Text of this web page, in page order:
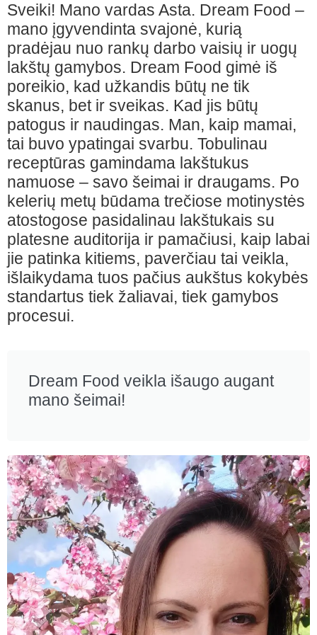
Sveiki! Mano vardas Asta. Dream Food –
mano įgyvendinta svajonė, kurią
pradėjau nuo rankų darbo vaisių ir uogų
lakštų gamybos. Dream Food gimė iš
poreikio, kad užkandis būtų ne tik
skanus, bet ir sveikas. Kad jis būtų
patogus ir naudingas. Man, kaip mamai,
tai buvo ypatingai svarbu. Tobulinau
receptūras gamindama lakštukus
namuose – savo šeimai ir draugams. Po
kelerių metų būdama trečiose motinystės
atostogose pasidalinau lakštukais su
platesne auditorija ir pamačiusi, kaip labai
jie patinka kitiems, paverčiau tai veikla,
išlaikydama tuos pačius aukštus kokybės
standartus tiek žaliavai, tiek gamybos
procesui.
Dream Food veikla išaugo augant
mano šeimai!